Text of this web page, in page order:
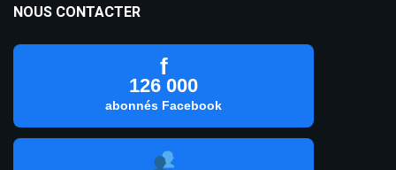
NOUS CONTACTER
f
126 000
abonnés Facebook